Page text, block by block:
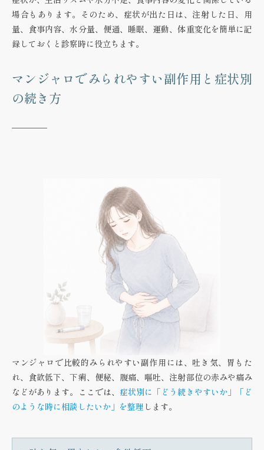
場合もあります。そのため、症状が出た日は、注射した日、用
量、食事内容、水分量、便通、睡眠、運動、体重変化を簡単に記
録しておくと診察時に役立ちます。
マンジャロでみられやすい副作用と症状別
の続き方
マンジャロで比較的みられやすい副作用には、吐き気、胃もた
れ、食欲低下、下痢、便秘、腹痛、嘔吐、注射部位の赤みや痛み
などがあります。ここでは、 症状別に「どう続きやすいか」「ど
のような時に相談したいか」を整理 します。